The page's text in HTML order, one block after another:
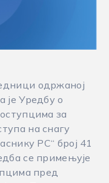
одржаној
је Уредбу о
за
на снагу
РС“ број 41
се примењује
пред